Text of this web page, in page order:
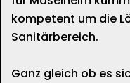
kompetent um die
Sanitärbereich.
Ganz gleich ob es